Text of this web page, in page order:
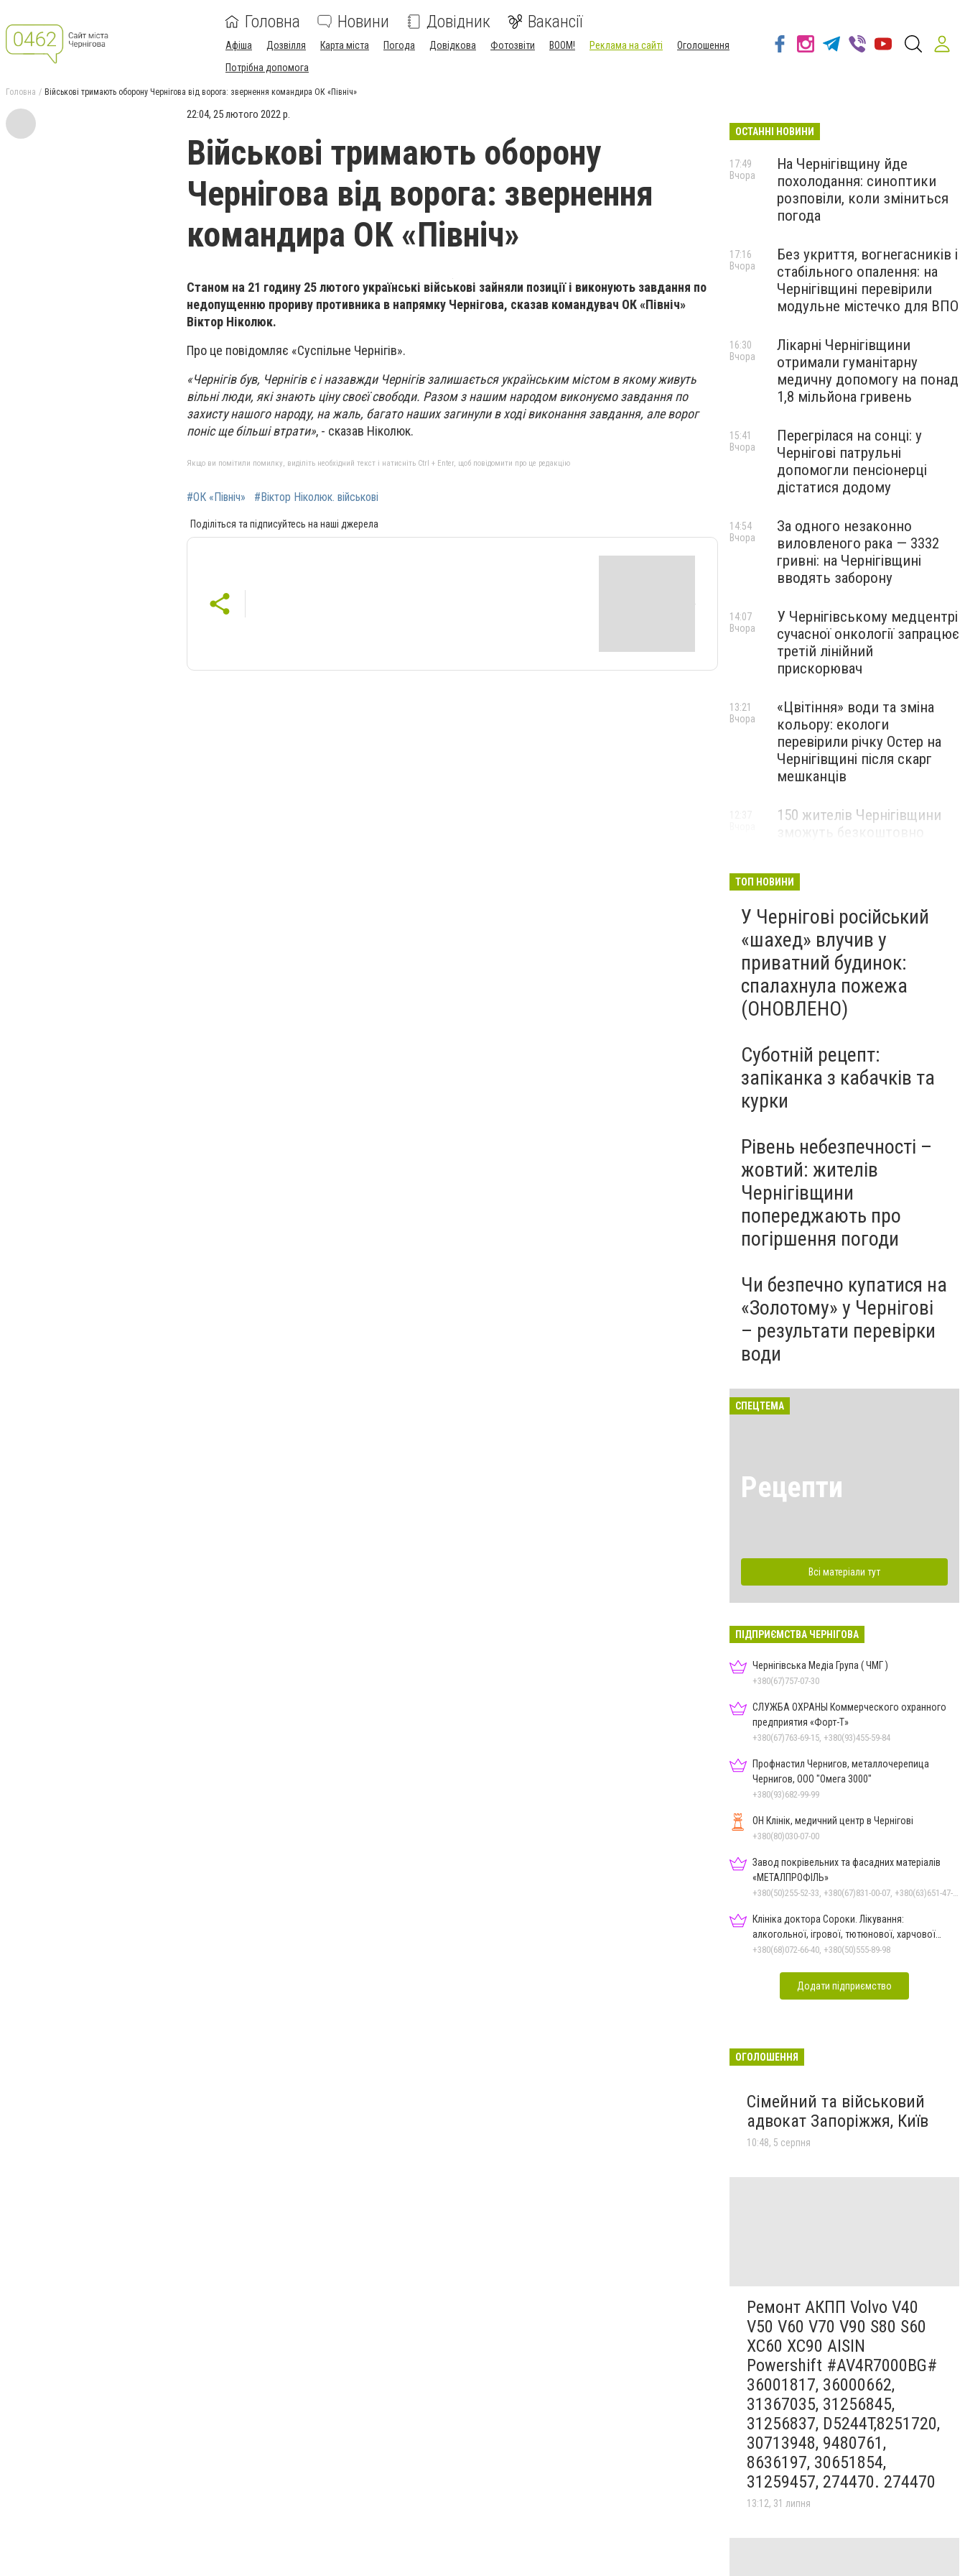
Головна Новини Довідник Вакансії
Афіша Дозвілля Карта міста Погода Довідкова Фотозвіти BOOM! Реклама на сайті
Оголошення
Потрібна допомога
Головна Військові тримають оборону Чернігова від ворога: звернення командира ОК «Північ»
22:04, 25 лютого 2022 р.
Військові тримають оборону
Чернігова від ворога: звернення
командира ОК «Північ»
Станом на 21 годину 25 лютого українські військові зайняли позиції і виконують завдання по
недопущенню прориву противника в напрямку Чернігова, сказав командувач ОК «Північ»
Віктор Ніколюк.
Про це повідомляє «Суспільне Чернігів».
«Чернігів був, Чернігів є і назавжди Чернігів залишається українським містом в якому живуть
вільні люди, які знають ціну своєї свободи. Разом з нашим народом виконуємо завдання по
захисту нашого народу, на жаль, багато наших загинули в ході виконання завдання, але ворог
поніс ще більші втрати», - сказав Ніколюк.
Якщо ви помітили помилку, виділіть необхідний текст і натисніть Ctrl + Enter, щоб повідомити про це редакцію
#ОК «Північ» #Віктор Ніколюк. військові
Поділіться та підписуйтесь на наші джерела
ОСТАННІ НОВИНИ
На Чернігівщину йде
похолодання: синоптики
розповіли, коли зміниться
погода
17:49
Вчора
Без укриття, вогнегасників і
стабільного опалення: на
Чернігівщині перевірили
модульне містечко для ВПО
17:16
Вчора
Лікарні Чернігівщини
отримали гуманітарну
медичну допомогу на понад
1,8 мільйона гривень
16:30
Вчора
Перегрілася на сонці: у
Чернігові патрульні
допомогли пенсіонерці
дістатися додому
15:41
Вчора
За одного незаконно
виловленого рака — 3332
гривні: на Чернігівщині
вводять заборону
14:54
Вчора
У Чернігівському медцентрі
сучасної онкології запрацює
третій лінійний
прискорювач
14:07
Вчора
«Цвітіння» води та зміна
кольору: екологи
перевірили річку Остер на
Чернігівщині після скарг
мешканців
13:21
Вчора
150 жителів Чернігівщини
зможуть безкоштовно
ТОП НОВИНИ
У Чернігові російський
«шахед» влучив у
приватний будинок:
спалахнула пожежа
(ОНОВЛЕНО)
Суботній рецепт:
запіканка з кабачків та
курки
Рівень небезпечності –
жовтий: жителів
Чернігівщини
попереджають про
погіршення погоди
Чи безпечно купатися на
«Золотому» у Чернігові
– результати перевірки
води
СПЕЦТЕМА
Рецепти
Всі матеріали тут
ПІДПРИЄМСТВА ЧЕРНІГОВА
Чернігівська Медіа Група ( ЧМГ )
+380(67)757-07-30
СЛУЖБА ОХРАНЫ Коммерческого охранного
предприятия «Форт-Т»
+380(67)763-69-15, +380(93)455-59-84
Профнастил Чернигов, металлочерепица
Чернигов, ООО "Омега 3000"
+380(93)682-99-99
ОН Клінік, медичний центр в Чернігові
+380(80)030-07-00
Завод покрівельних та фасадних матеріалів
«МЕТАЛПРОФІЛЬ»
Клініка доктора Сороки. Лікування:
алкогольної, ігрової, тютюнової, харчової
залежностей, неврозів т
+380(68)072-66-40, +380(50)555-89-98
Додати підприємство
ОГОЛОШЕННЯ
Сімейний та військовий
адвокат Запоріжжя, Київ
10:48, 5 серпня
Ремонт АКПП Volvo V40
V50 V60 V70 V90 S80 S60
XC60 XC90 AISIN
Powershift #AV4R7000BG#
36001817, 36000662,
31367035, 31256845,
31256837, D5244T,8251720,
30713948, 9480761,
8636197, 30651854,
31259457, 274470. 274470
13:12, 31 липня